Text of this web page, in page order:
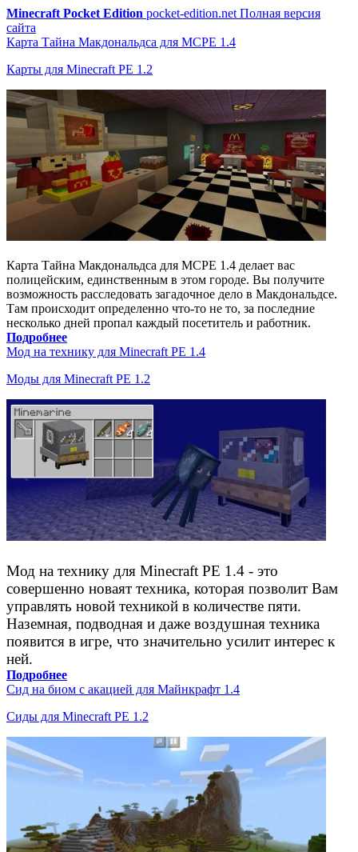
Minecraft Pocket Edition pocket-edition.net Полная версия
сайта
Карта Тайна Макдональдса для MCPE 1.4
Карты для Minecraft PE 1.2
Карта Тайна Макдональдса для MCPE 1.4 делает вас
полицейским, единственным в этом городе. Вы получите
возможность расследовать загадочное дело в Макдональдсе.
Там происходит определенно что-то не то, за последние
несколько дней пропал каждый посетитель и работник.
Подробнее
Мод на технику для Minecraft PE 1.4
Моды для Minecraft PE 1.2
Мод на технику для Minecraft PE 1.4 - это
совершенно новаят техника, которая позволит Вам
управлять новой техникой в количестве пяти.
Наземная, подводная и даже воздушная техника
появится в игре, что значительно усилит интерес к
ней.
Подробнее
Сид на биом с акацией для Майнкрафт 1.4
Сиды для Minecraft PE 1.2